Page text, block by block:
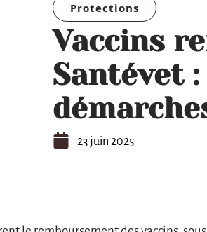
Protections
Vaccins
Santévet
23 juin 2025